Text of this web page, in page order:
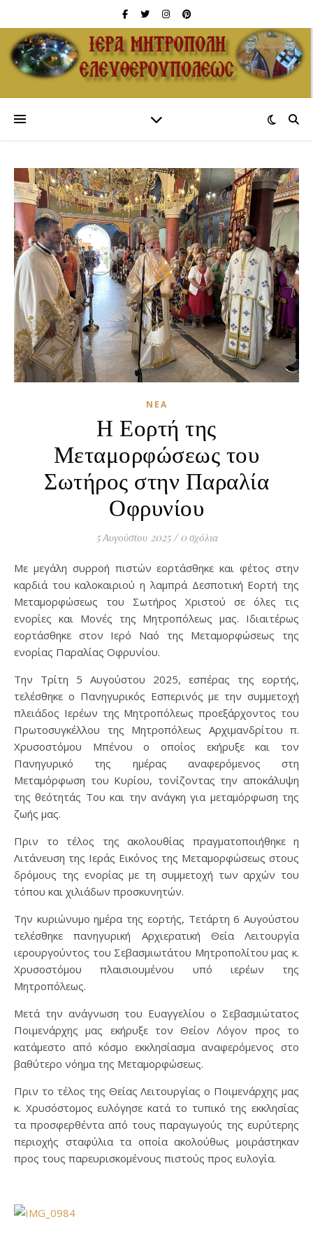
ΝΈΑ
Η Εορτή της
Μεταμορφώσεως του
Σωτήρος στην Παραλία
Οφρυνίου
5 Αυγούστου 2025 / 0 σχόλια
Με μεγάλη συρροή πιστών εορτάσθηκε και φέτος στην
καρδιά του καλοκαιριού η λαμπρά Δεσποτική Εορτή της
Μεταμορφώσεως του Σωτήρος Χριστού σε όλες τις
ενορίες και Μονές της Μητροπόλεως μας. Ιδιαιτέρως
εορτάσθηκε στον Ιερό Ναό της Μεταμορφώσεως της
ενορίας Παραλίας Οφρυνίου.
Την Τρίτη 5 Αυγούστου 2025, εσπέρας της εορτής,
τελέσθηκε ο Πανηγυρικός Εσπερινός με την συμμετοχή
πλειάδος Ιερέων της Μητροπόλεως προεξάρχοντος του
Πρωτοσυγκέλλου της Μητροπόλεως Αρχιμανδρίτου π.
Χρυσοστόμου Μπένου ο οποίος εκήρυξε και τον
Πανηγυρικό της ημέρας αναφερόμενος στη
Μεταμόρφωση του Κυρίου, τονίζοντας την αποκάλυψη
της θεότητάς Του και την ανάγκη για μεταμόρφωση της
ζωής μας.
Πριν το τέλος της ακολουθίας πραγματοποιήθηκε η
Λιτάνευση της Ιεράς Εικόνος της Μεταμορφώσεως στους
δρόμους της ενορίας με τη συμμετοχή των αρχών του
τόπου και χιλιάδων προσκυνητών.
Την κυριώνυμο ημέρα της εορτής, Τετάρτη 6 Αυγούστου
τελέσθηκε πανηγυρική Αρχιερατική Θεία Λειτουργία
ιερουργούντος του Σεβασμιωτάτου Μητροπολίτου μας κ.
Χρυσοστόμου πλαισιουμένου υπό ιερέων της
Μητροπόλεως.
Μετά την ανάγνωση του Ευαγγελίου ο Σεβασμιώτατος
Ποιμενάρχης μας εκήρυξε τον Θείον Λόγον προς το
κατάμεστο από κόσμο εκκλησίασμα αναφερόμενος στο
βαθύτερο νόημα της Μεταμορφώσεως.
Πριν το τέλος της Θείας Λειτουργίας ο Ποιμενάρχης μας
κ. Χρυσόστομος ευλόγησε κατά το τυπικό της εκκλησίας
τα προσφερθέντα από τους παραγωγούς της ευρύτερης
περιοχής σταφύλια τα οποία ακολούθως μοιράστηκαν
προς τους παρευρισκομένους πιστούς προς ευλογία.